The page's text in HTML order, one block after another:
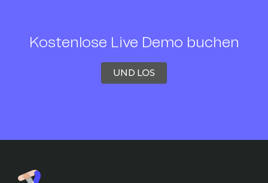
Kostenlose Live Demo buchen
UND LOS